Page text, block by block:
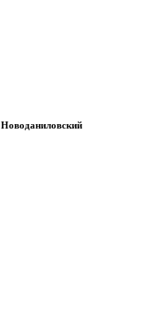
Новоданиловский